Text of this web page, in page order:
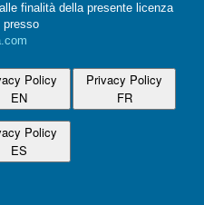
finalità della presente licenza
presso
Policy
EN
Privacy Policy
FR
Policy
ES